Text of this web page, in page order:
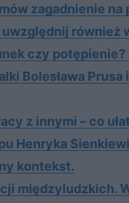
za­gad­nie­nie
rów­nież
czy
Bolesława
z innymi – co
Henryka
kontekst.
mię­dzy­ludz­kich.